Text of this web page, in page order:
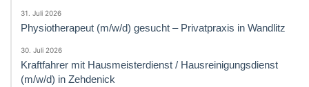
31. Juli 2026
Physiotherapeut (m/w/d) gesucht – Privatpraxis in Wandlitz
30. Juli 2026
Kraftfahrer mit Hausmeisterdienst / Hausreinigungsdienst
(m/w/d) in Zehdenick